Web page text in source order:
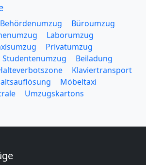
Behördenumzug
Büroumzug
Laborumzug
Privatumzug
Studentenumzug
Beiladung
Klaviertransport
Möbeltaxi
Umzugskartons